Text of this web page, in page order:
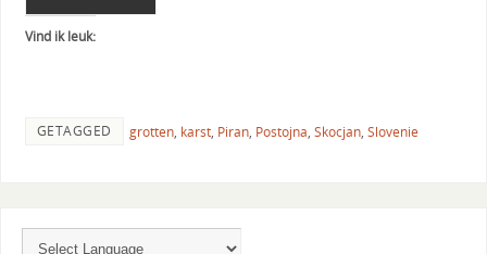
Vind ik leuk:
GETAGGED grotten, karst, Piran, Postojna, Skocjan, Slovenie